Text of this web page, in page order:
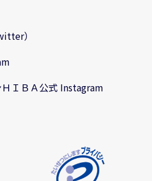
）
ＩＢＡ公式 Instagram